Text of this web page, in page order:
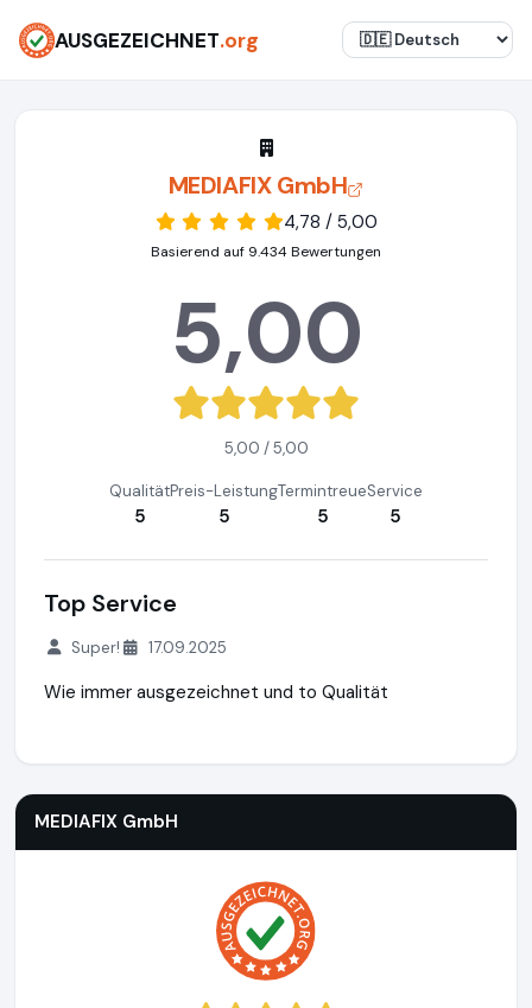
AUSGEZEICHNET.org
MEDIAFIX GmbH
4,78 / 5,00
Basierend auf 9.434 Bewertungen
5,00
5,00 / 5,00
Qualität
5
Preis-Leistung
5
Termintreue
5
Service
5
Top Service
Super! 17.09.2025
Wie immer ausgezeichnet und to Qualität
MEDIAFIX GmbH